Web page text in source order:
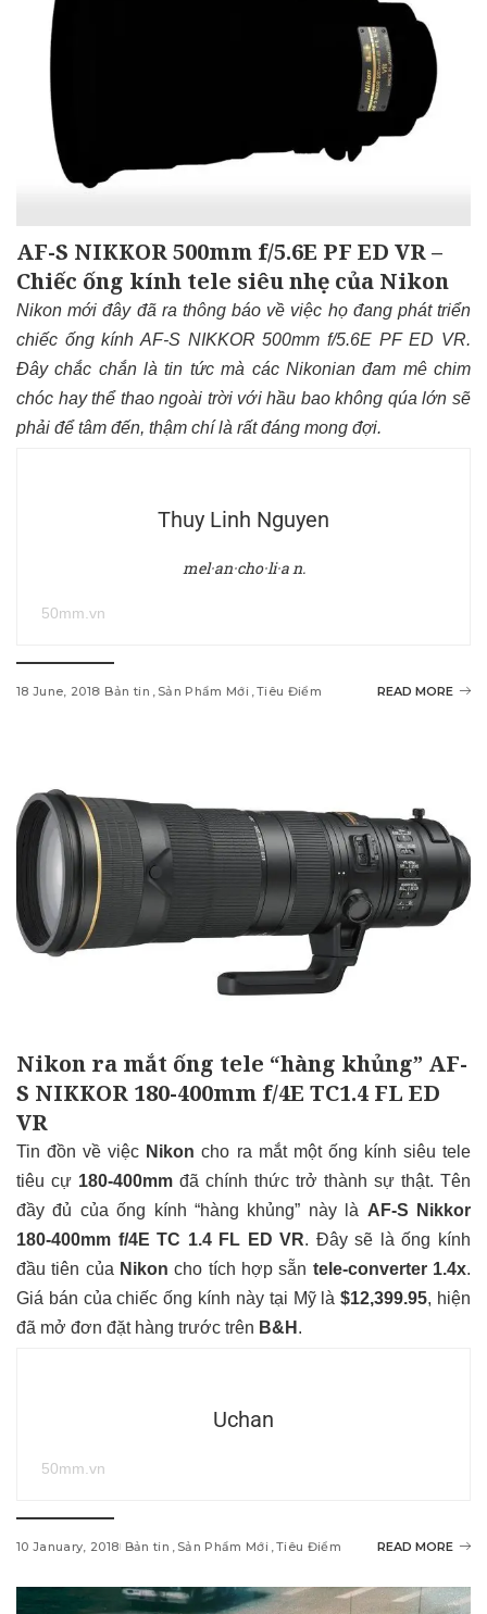
AF-S NIKKOR 500mm f/5.6E PF ED VR –
Chiếc ống kính tele siêu nhẹ của Nikon
Nikon mới đây đã ra thông báo về việc họ đang phát triển
chiếc ống kính AF-S NIKKOR 500mm f/5.6E PF ED VR.
Đây chắc chắn là tin tức mà các Nikonian đam mê chim
chóc hay thể thao ngoài trời với hầu bao không qúa lớn sẽ
phải để tâm đến, thậm chí là rất đáng mong đợi.
Thuy Linh Nguyen
mel·an·cho·li·a n.
50mm.vn
18 June, 2018 Bản tin Sản Phẩm Mới Tiêu Điểm READ MORE
Nikon ra mắt ống tele “hàng khủng” AF-
S NIKKOR 180-400mm f/4E TC1.4 FL ED
VR
Tin đồn về việc Nikon cho ra mắt một ống kính siêu tele
tiêu cự 180-400mm đã chính thức trở thành sự thật. Tên
đầy đủ của ống kính “hàng khủng” này là AF-S Nikkor
180-400mm f/4E TC 1.4 FL ED VR. Đây sẽ là ống kính
đầu tiên của Nikon cho tích hợp sẵn tele-converter 1.4x.
Giá bán của chiếc ống kính này tại Mỹ là$12,399.95, hiện
đã mở đơn đặt hàng trước trên B&H .
Uchan
50mm.vn
10 January, 2018 Bản tin Sản Phẩm Mới Tiêu Điểm READ MORE